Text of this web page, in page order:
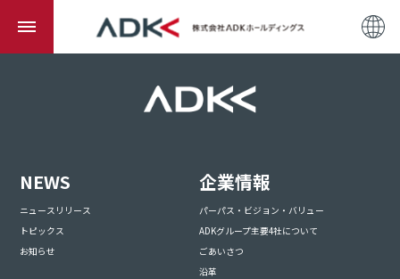
NEWS
ニュースリリース
トピックス
お知らせ
企業情報
パーパス・ビジョン・バリュー
ADKグループ主要4社について
ごあいさつ
沿革